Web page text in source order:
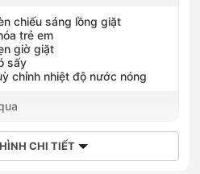
chiếu sáng lồng giặt
trẻ em
giờ giặt
sấy
chỉnh nhiệt độ nước nóng
CHI TIẾT